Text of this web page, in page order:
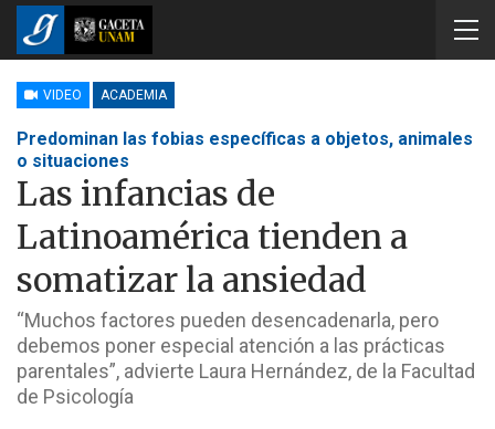
VIDEO ACADEMIA
Predominan las fobias específicas a objetos, animales
o situaciones
Las infancias de
Latinoamérica tienden a
somatizar la ansiedad
“Muchos factores pueden desencadenarla, pero
debemos poner especial atención a las prácticas
parentales”, advierte Laura Hernández, de la Facultad
de Psicología